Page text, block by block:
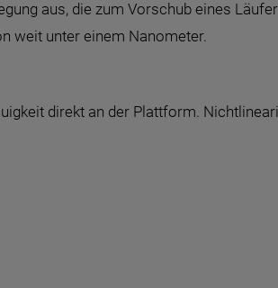
aus, die zum Vorschub eines
weit unter einem Nanometer.
direkt an der Plattform.